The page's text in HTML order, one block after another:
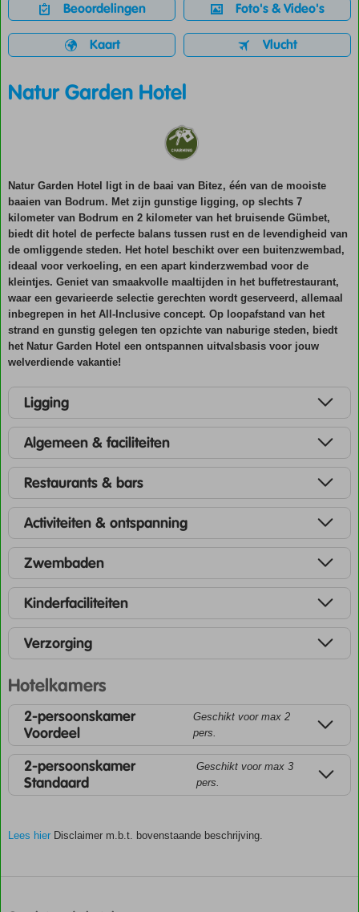
Beoordelingen Foto's & Video's
Kaart Vlucht
Natur Garden Hotel
Natur Garden Hotel ligt in de baai van Bitez, één van de mooiste
baaien van Bodrum. Met zijn gunstige ligging, op slechts 7
kilometer van Bodrum en 2 kilometer van het bruisende Gümbet,
biedt dit hotel de perfecte balans tussen rust en de levendigheid van
de omliggende steden. Het hotel beschikt over een buitenzwembad,
ideaal voor verkoeling, en een apart kinderzwembad voor de
kleintjes. Geniet van smaakvolle maaltijden in het buffetrestaurant,
waar een gevarieerde selectie gerechten wordt geserveerd, allemaal
inbegrepen in het All-Inclusive concept. Op loopafstand van het
strand en gunstig gelegen ten opzichte van naburige steden, biedt
het Natur Garden Hotel een ontspannen uitvalsbasis voor jouw
welverdiende vakantie!
Ligging
Algemeen & faciliteiten
Restaurants & bars
Activiteiten & ontspanning
Zwembaden
Kinderfaciliteiten
Verzorging
Hotelkamers
2-persoonskamer
Voordeel
Geschikt voor max 2
pers.
2-persoonskamer
Standaard
Geschikt voor max 3
pers.
Lees hier Disclaimer m.b.t. bovenstaande beschrijving.